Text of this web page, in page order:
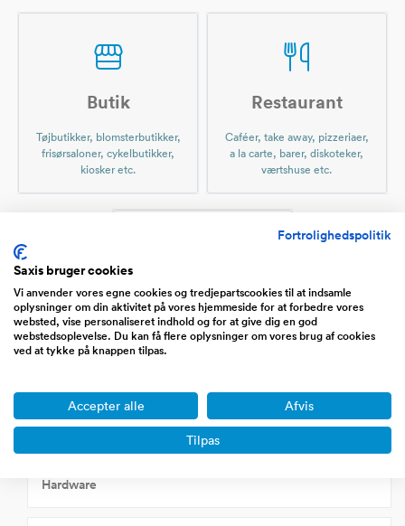
Butik
Tøjbutikker, blomsterbutikker,
frisørsaloner, cykelbutikker,
kiosker etc.
Restaurant
Caféer, take away, pizzeriaer,
a la carte, barer, diskoteker,
værtshuse etc.
Ejendom
Udlejning, administration,
Virksomheder til salg indenfor
Hardware
Fortrolighedspolitik
Saxis bruger cookies
Vi anvender vores egne cookies og tredjepartscookies til at indsamle
oplysninger om din aktivitet på vores hjemmeside for at forbedre vores
websted, vise personaliseret indhold og for at give dig en god
webstedsoplevelse. Du kan få flere oplysninger om vores brug af cookies
ved at tykke på knappen tilpas.
Accepter alle Afvis
Tilpas